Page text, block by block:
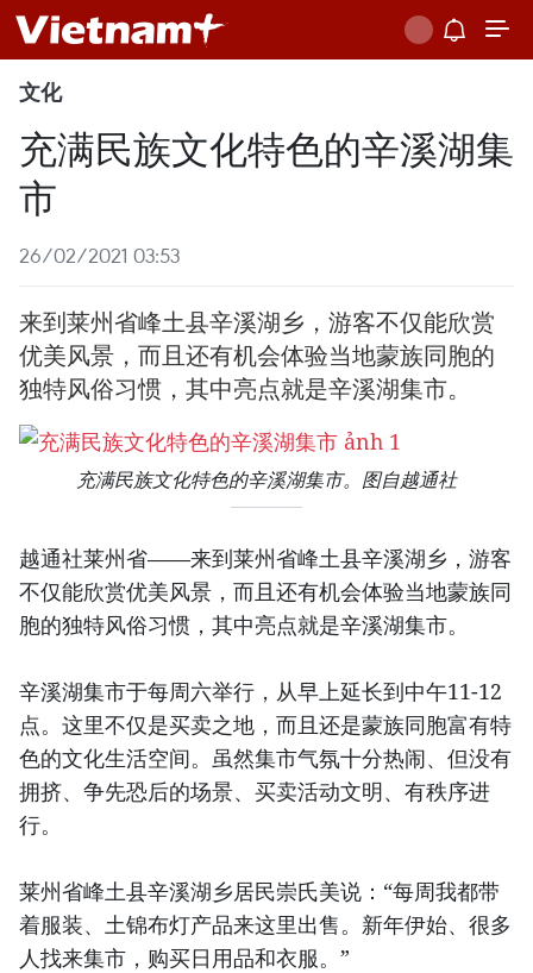
文化
充满民族文化特色的辛溪湖集
市
26/02/2021 03:53
来到莱州省峰土县辛溪湖乡，游客不仅能欣赏
优美风景，而且还有机会体验当地蒙族同胞的
独特风俗习惯，其中亮点就是辛溪湖集市。
充满民族文化特色的辛溪湖集市。图自越通社
越通社莱州省——来到莱州省峰土县辛溪湖乡，游客
不仅能欣赏优美风景，而且还有机会体验当地蒙族同
胞的独特风俗习惯，其中亮点就是辛溪湖集市。
辛溪湖集市于每周六举行，从早上延长到中午11-12
点。这里不仅是买卖之地，而且还是蒙族同胞富有特
色的文化生活空间。虽然集市气氛十分热闹、但没有
拥挤、争先恐后的场景、买卖活动文明、有秩序进
行。
莱州省峰土县辛溪湖乡居民崇氏美说：“每周我都带
着服装、土锦布灯产品来这里出售。新年伊始、很多
人找来集市，购买日用品和衣服。”